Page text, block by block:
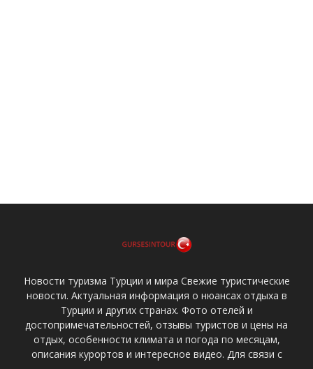
Новости туризма Турции и мира Свежие туристические
новости. Актуальная информация о нюансах отдыха в
Турции и других странах. Фото отелей и
достопримечательностей, отзывы туристов и цены на
отдых, особенности климата и погода по месяцам,
описания курортов и интересное видео. Для связи с